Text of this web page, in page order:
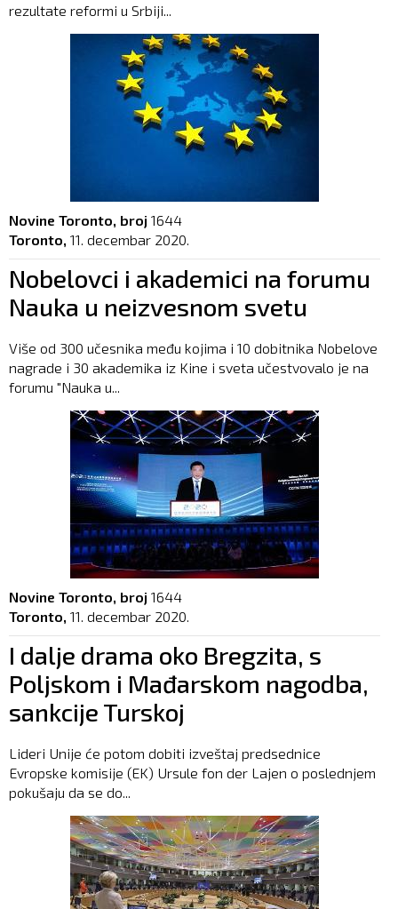
rezultate reformi u Srbiji...
Novine Toronto, broj 1644
Toronto, 11. decembar 2020.
Nobelovci i akademici na forumu
Nauka u neizvesnom svetu
Više od 300 učesnika među kojima i 10 dobitnika Nobelove
nagrade i 30 akademika iz Kine i sveta učestvovalo je na
forumu "Nauka u...
Novine Toronto, broj 1644
Toronto, 11. decembar 2020.
I dalje drama oko Bregzita, s
Poljskom i Mađarskom nagodba,
sankcije Turskoj
Lideri Unije će potom dobiti izveštaj predsednice
Evropske komisije (EK) Ursule fon der Lajen o poslednjem
pokušaju da se do...